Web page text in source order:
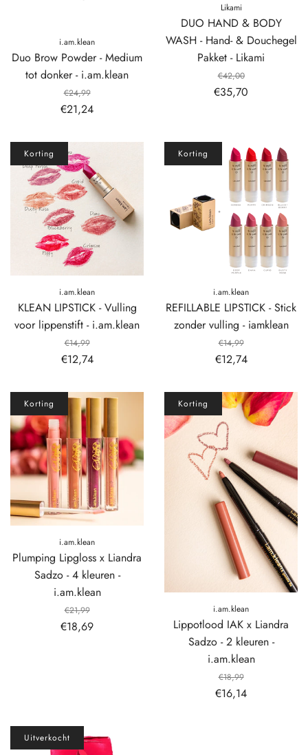
i.am.klean
Duo Brow Powder - Medium
tot donker - i.am.klean
€24,99
€21,24
Likami
DUO HAND & BODY
WASH - Hand- & Douchegel
Pakket - Likami
€42,00
€35,70
i.am.klean
KLEAN LIPSTICK - Vulling
voor lippenstift - i.am.klean
€14,99
€12,74
Korting
i.am.klean
REFILLABLE LIPSTICK - Stick
zonder vulling - iamklean
€14,99
€12,74
Korting
i.am.klean
Plumping Lipgloss x Liandra
Sadzo - 4 kleuren -
i.am.klean
€21,99
€18,69
Korting
i.am.klean
Lippotlood IAK x Liandra
Sadzo - 2 kleuren -
i.am.klean
€18,99
€16,14
Korting
Uitverkocht